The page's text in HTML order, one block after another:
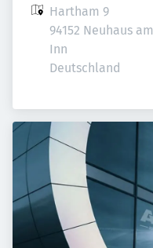
Hartham 9
94152 Neuhaus am
Inn
Deutschland